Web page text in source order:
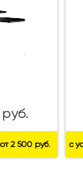
от 2 500 руб. с